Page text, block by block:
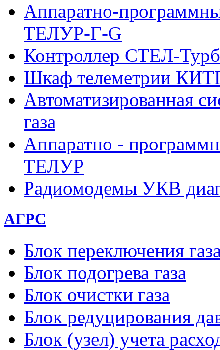
Аппаратно-
ТЕЛУР-Г-G
Контроллер СТЕЛ-
Шкаф телеметрии
Автоматизированная
газа
Аппаратно -
ТЕЛУР
Радиомодемы УКВ
АГРС
Блок переключения
Блок подогрева газа
Блок очистки газа
Блок редуцирования
Блок (узел) учета